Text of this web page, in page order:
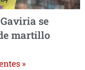
se
martillo
»